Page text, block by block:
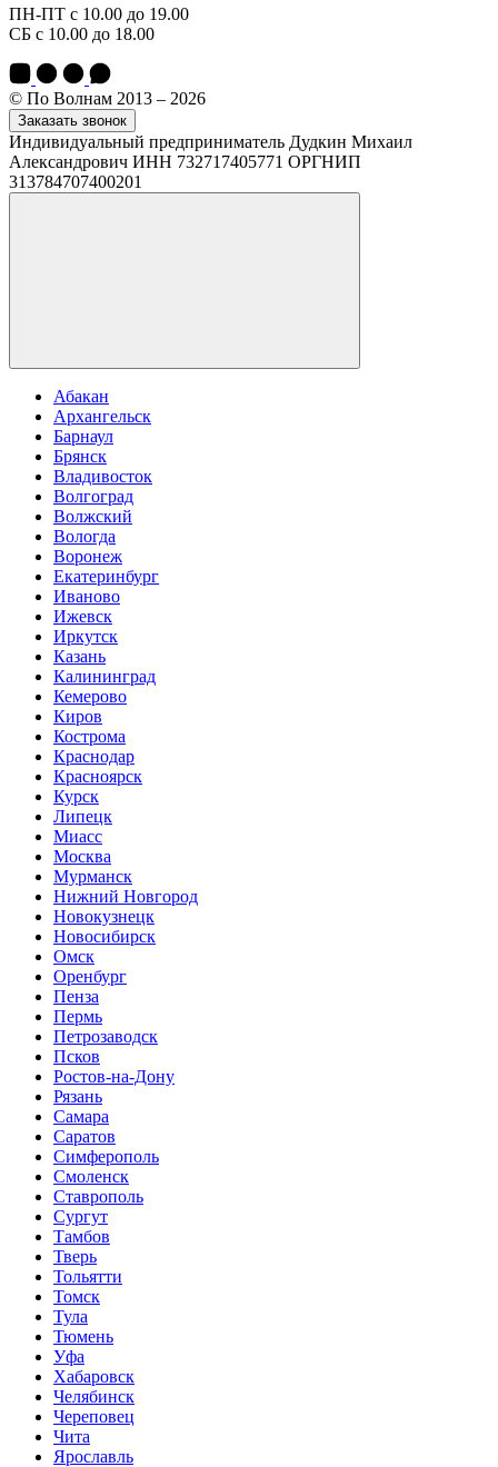
ПН-ПТ с 10.00 до 19.00
СБ с 10.00 до 18.00
© По Волнам 2013 – 2026
Заказать звонок
Индивидуальный предприниматель Дудкин Михаил
Александрович ИНН 732717405771 ОРГНИП
313784707400201
Абакан
Архангельск
Барнаул
Брянск
Владивосток
Волгоград
Волжский
Вологда
Воронеж
Екатеринбург
Иваново
Ижевск
Иркутск
Казань
Калининград
Кемерово
Киров
Кострома
Краснодар
Красноярск
Курск
Липецк
Миасс
Москва
Мурманск
Нижний Новгород
Новокузнецк
Новосибирск
Омск
Оренбург
Пенза
Пермь
Петрозаводск
Псков
Ростов-на-Дону
Рязань
Самара
Саратов
Симферополь
Смоленск
Ставрополь
Сургут
Тамбов
Тверь
Тольятти
Томск
Тула
Тюмень
Уфа
Хабаровск
Челябинск
Череповец
Чита
Ярославль